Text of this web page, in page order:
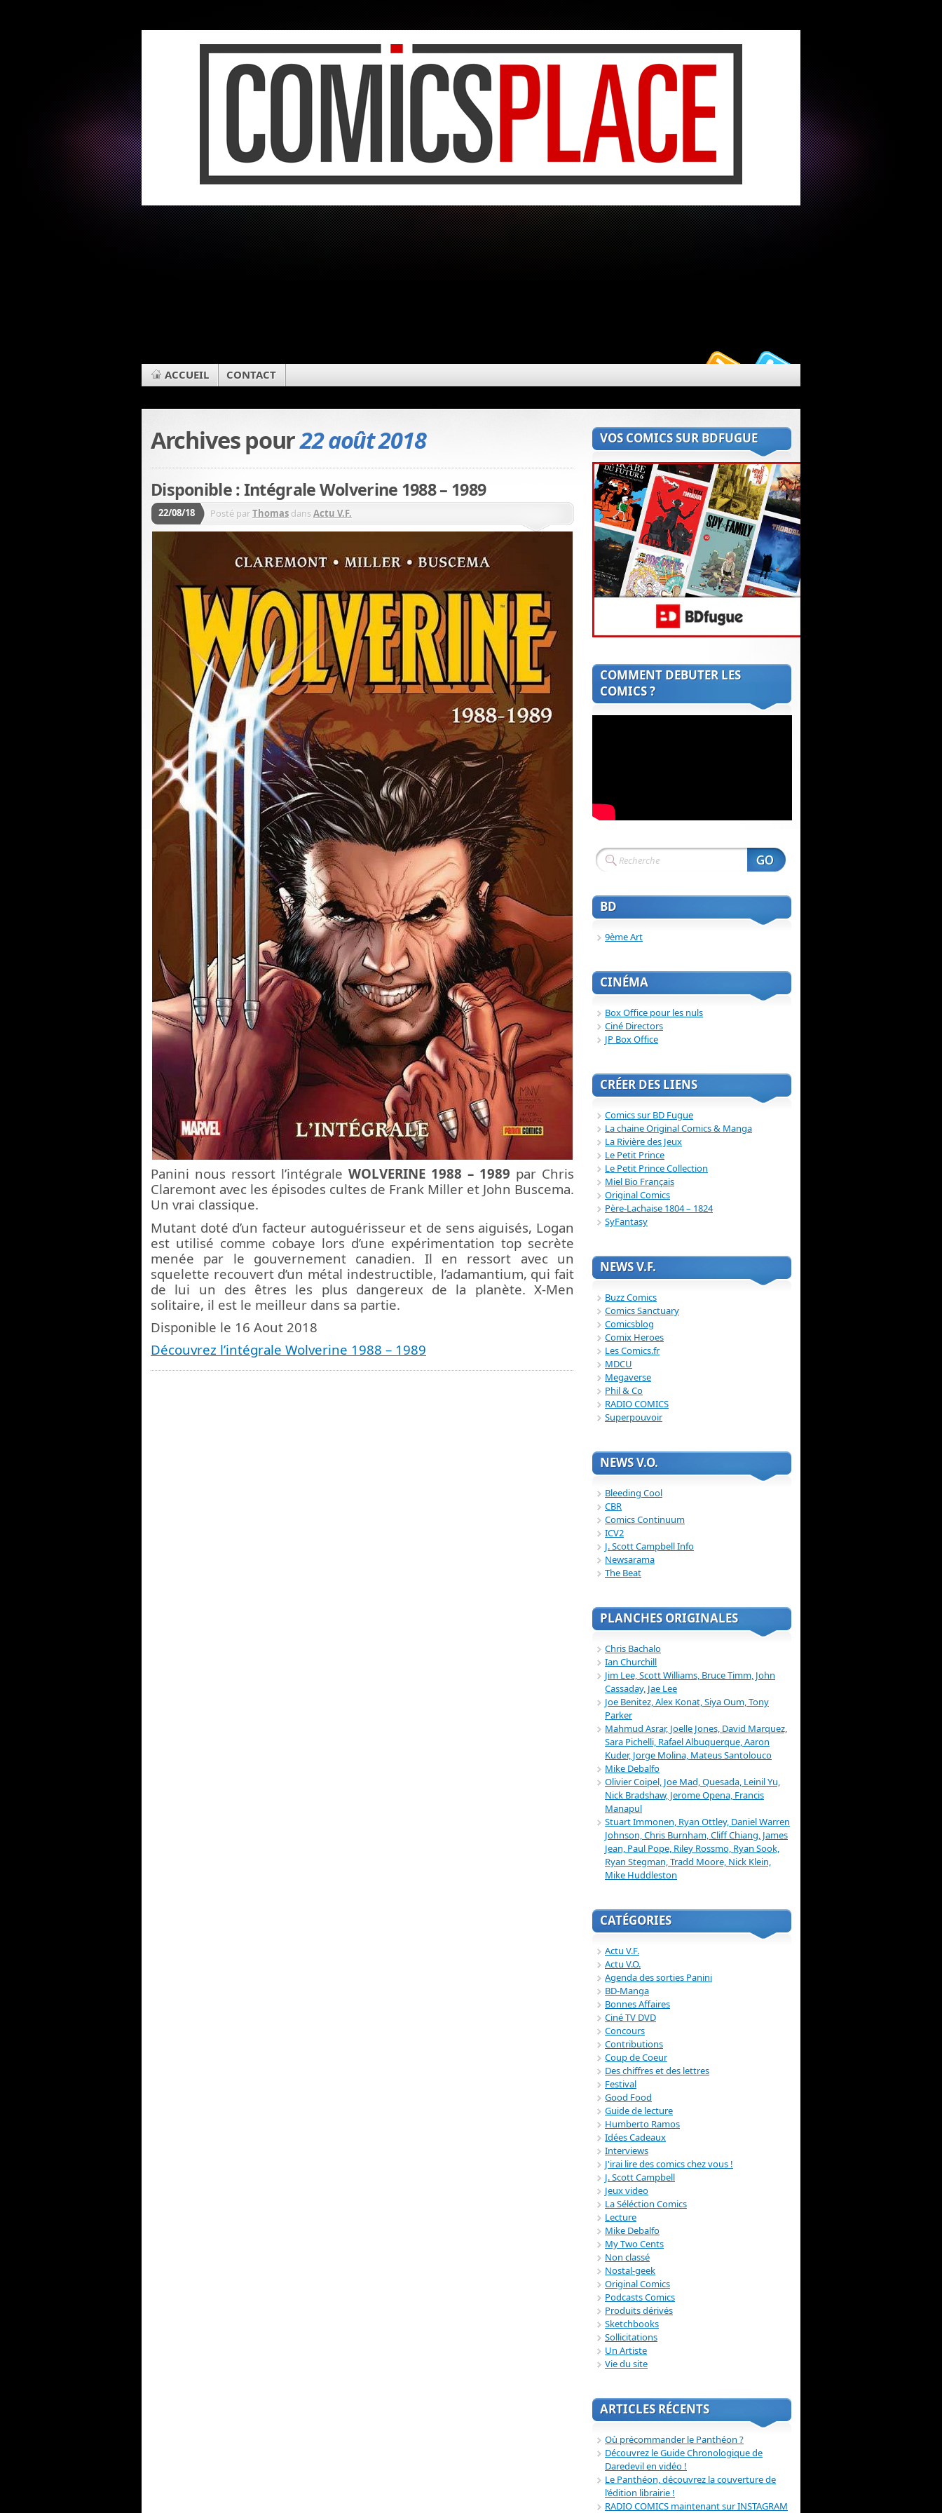
ACCUEIL CONTACT
Archives pour22 août 2018
Disponible : Intégrale Wolverine 1988 – 1989
22/08/18 Posté parThomas dansActu V.F.
Panini nous ressort l’intégrale WOLVERINE 1988 – 1989 par Chris
Claremont avec les épisodes cultes de Frank Miller et John Buscema.
Un vrai classique.
Mutant doté d’un facteur autoguérisseur et de sens aiguisés, Logan
est utilisé comme cobaye lors d’une expérimentation top secrète
menée par le gouvernement canadien. Il en ressort avec un
squelette recouvert d’un métal indestructible, l’adamantium, qui fait
de lui un des êtres les plus dangereux de la planète. X-Men
solitaire, il est le meilleur dans sa partie.
Disponible le 16 Aout 2018
Découvrez l’intégrale Wolverine 1988 – 1989
VOS COMICS SUR BDFUGUE
COMMENT DEBUTER LES
COMICS ?
BD
9ème Art
CINÉMA
Box Office pour les nuls
Ciné Directors
JP Box Office
CRÉER DES LIENS
Comics sur BD Fugue
La chaine Original Comics & Manga
La Rivière des Jeux
Le Petit Prince
Le Petit Prince Collection
Miel Bio Français
Original Comics
Père-Lachaise 1804 – 1824
SyFantasy
NEWS V.F.
Buzz Comics
Comics Sanctuary
Comicsblog
Comix Heroes
Les Comics.fr
MDCU
Megaverse
Phil & Co
RADIO COMICS
Superpouvoir
NEWS V.O.
Bleeding Cool
CBR
Comics Continuum
ICV2
J. Scott Campbell Info
Newsarama
The Beat
PLANCHES ORIGINALES
Chris Bachalo
Ian Churchill
Jim Lee, Scott Williams, Bruce Timm, John
Cassaday, Jae Lee
Joe Benitez, Alex Konat, Siya Oum, Tony
Parker
Mahmud Asrar, Joelle Jones, David Marquez,
Sara Pichelli, Rafael Albuquerque, Aaron
Kuder, Jorge Molina, Mateus Santolouco
Mike Debalfo
Olivier Coipel, Joe Mad, Quesada, Leinil Yu,
Nick Bradshaw, Jerome Opena, Francis
Manapul
Stuart Immonen, Ryan Ottley, Daniel Warren
Johnson, Chris Burnham, Cliff Chiang, James
Jean, Paul Pope, Riley Rossmo, Ryan Sook,
Ryan Stegman, Tradd Moore, Nick Klein,
Mike Huddleston
CATÉGORIES
Actu V.F.
Actu V.O.
Agenda des sorties Panini
BD-Manga
Bonnes Affaires
Ciné TV DVD
Concours
Contributions
Coup de Coeur
Des chiffres et des lettres
Festival
Good Food
Guide de lecture
Humberto Ramos
Idées Cadeaux
Interviews
J'irai lire des comics chez vous !
J. Scott Campbell
Jeux video
La Séléction Comics
Lecture
Mike Debalfo
My Two Cents
Non classé
Nostal-geek
Original Comics
Podcasts Comics
Produits dérivés
Sketchbooks
Sollicitations
Un Artiste
Vie du site
ARTICLES RÉCENTS
Où précommander le Panthéon ?
Découvrez le Guide Chronologique de
Daredevil en vidéo !
Le Panthéon, découvrez la couverture de
l’édition librairie !
RADIO COMICS maintenant sur INSTAGRAM